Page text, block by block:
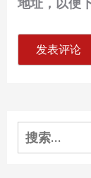
搜
索：